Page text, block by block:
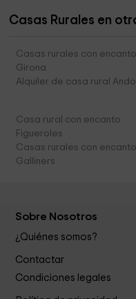
Casas Rurales en
Casas rurales con encanto
Girona
Alquiler de casa rural
Casa rural con encanto
Figueroles
Casas rurales con encanto
Galliners
Sobre Nosotros
¿Quiénes somos?
Contactar
Condiciones legales